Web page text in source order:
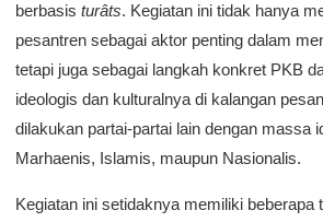
berbasis turâts. Kegiatan ini tidak hanya
pesantren sebagai aktor penting dalam
tetapi juga sebagai langkah konkret PKB
ideologis dan kulturalnya di kalangan
dilakukan partai-partai lain dengan massa
Marhaenis, Islamis, maupun Nasionalis.
Kegiatan ini setidaknya memiliki beberapa